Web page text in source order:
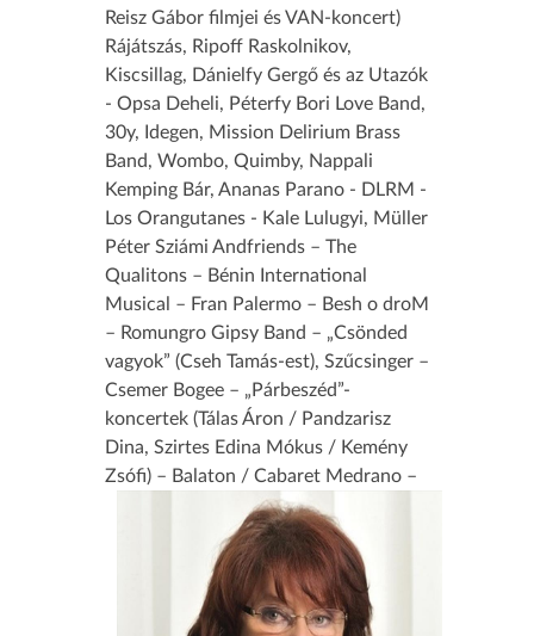
Reisz Gábor filmjei és VAN-koncert)
Rájátszás, Ripoff Raskolnikov,
Kiscsillag, Dánielfy Gergő és az Utazók
- Opsa Deheli, Péterfy Bori Love Band,
30y, Idegen, Mission Delirium Brass
Band, Wombo, Quimby, Nappali
Kemping Bár, Ananas Parano - DLRM -
Los Orangutanes - Kale Lulugyi, Müller
Péter Sziámi Andfriends – The
Qualitons – Bénin International
Musical – Fran Palermo – Besh o droM
– Romungro Gipsy Band – „Csönded
vagyok” (Cseh Tamás-est), Szűcsinger –
Csemer Bogee – „Párbeszéd”-
koncertek (Tálas Áron / Pandzarisz
Dina, Szirtes Edina Mókus / Kemény
Zsófi) – Bal aton / Cabaret Medrano –